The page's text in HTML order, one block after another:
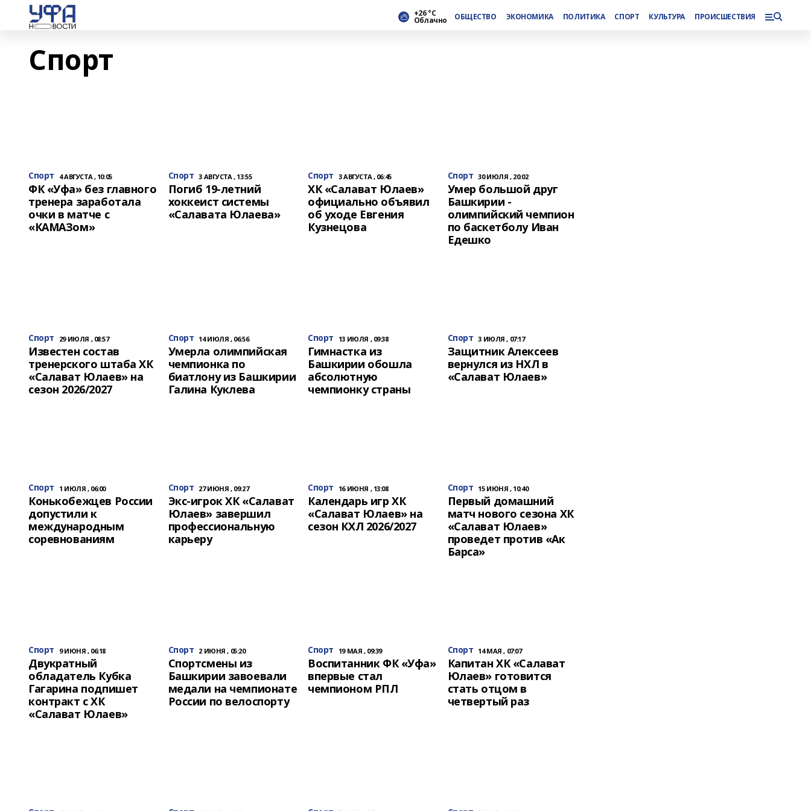
+26 °С
Облачно ОБЩЕСТВО ЭКОНОМИКА ПОЛИТИКА СПОРТ КУЛЬТУРА ПРОИСШЕСТВИЯ
Спорт
Спорт 4 АВГУСТА , 10:05
ФК «Уфа» без главного
тренера заработала
очки в матче с
«КАМАЗом»
Спорт 3 АВГУСТА , 13:55
Погиб 19-летний
хоккеист системы
«Салавата Юлаева»
Спорт 3 АВГУСТА , 06:45
ХК «Салават Юлаев»
официально объявил
об уходе Евгения
Кузнецова
Спорт 30 ИЮЛЯ , 20:02
Умер большой друг
Башкирии -
олимпийский чемпион
по баскетболу Иван
Едешко
Спорт 29 ИЮЛЯ , 08:57
Известен состав
тренерского штаба ХК
«Салават Юлаев» на
сезон 2026/2027
Спорт 14 ИЮЛЯ , 06:56
Умерла олимпийская
чемпионка по
биатлону из Башкирии
Галина Куклева
Спорт 13 ИЮЛЯ , 09:38
Гимнастка из
Башкирии обошла
абсолютную
чемпионку страны
Спорт 3 ИЮЛЯ , 07:17
Защитник Алексеев
вернулся из НХЛ в
«Салават Юлаев»
Спорт 1 ИЮЛЯ , 06:00
Конькобежцев России
допустили к
международным
соревнованиям
Спорт 27 ИЮНЯ , 09:27
Экс-игрок ХК «Салават
Юлаев» завершил
профессиональную
карьеру
Спорт 16 ИЮНЯ , 13:08
Календарь игр ХК
«Салават Юлаев» на
сезон КХЛ 2026/2027
Спорт 15 ИЮНЯ , 10:40
Первый домашний
матч нового сезона ХК
«Салават Юлаев»
проведет против «Ак
Барса»
Спорт 9 ИЮНЯ , 06:18
Двукратный
обладатель Кубка
Гагарина подпишет
контракт с ХК
«Салават Юлаев»
Спорт 2 ИЮНЯ , 05:20
Спортсмены из
Башкирии завоевали
медали на чемпионате
России по велоспорту
Спорт 19 МАЯ , 09:39
Воспитанник ФК «Уфа»
впервые стал
чемпионом РПЛ
Спорт 14 МАЯ , 07:07
Капитан ХК «Салават
Юлаев» готовится
стать отцом в
четвертый раз